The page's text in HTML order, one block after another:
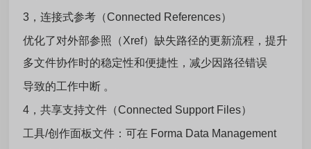
3，连接式参考（Connected References）
优化了对外部参照（Xref）缺失路径的更新流程，提升
多文件协作时的稳定性和便捷性，减少因路径错误
导致的工作中断 。
4，共享支持文件（Connected Support Files）
工具/创作面板文件：可在 Forma Data Management